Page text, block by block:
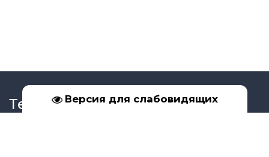
Версия для слабовидящих
Телефон